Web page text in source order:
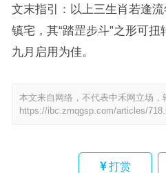
文末指引：以上三生肖若逢流
镇宅，其“踏罡步斗”之形可扭
九月启用为佳。
本文来自网络，不代表中禾网立场，
https://ibc.zmqgsp.com/articles/
打赏